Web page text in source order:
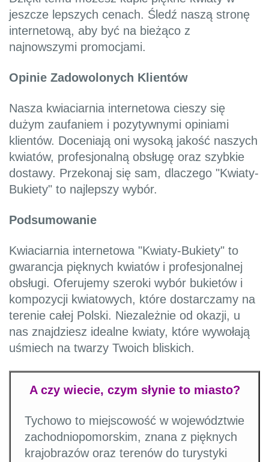
jeszcze lepszych cenach. Śledź naszą stronę
internetową, aby być na bieżąco z
najnowszymi promocjami.
Opinie Zadowolonych Klientów
Nasza kwiaciarnia internetowa cieszy się
dużym zaufaniem i pozytywnymi opiniami
klientów. Doceniają oni wysoką jakość naszych
kwiatów, profesjonalną obsługę oraz szybkie
dostawy. Przekonaj się sam, dlaczego "Kwiaty-
Bukiety" to najlepszy wybór.
Podsumowanie
Kwiaciarnia internetowa "Kwiaty-Bukiety" to
gwarancja pięknych kwiatów i profesjonalnej
obsługi. Oferujemy szeroki wybór bukietów i
kompozycji kwiatowych, które dostarczamy na
terenie całej Polski. Niezależnie od okazji, u
nas znajdziesz idealne kwiaty, które wywołają
uśmiech na twarzy Twoich bliskich.
A czy wiecie, czym słynie to miasto?
Tychowo to miejscowość w województwie
zachodniopomorskim, znana z pięknych
krajobrazów oraz terenów do turystyki